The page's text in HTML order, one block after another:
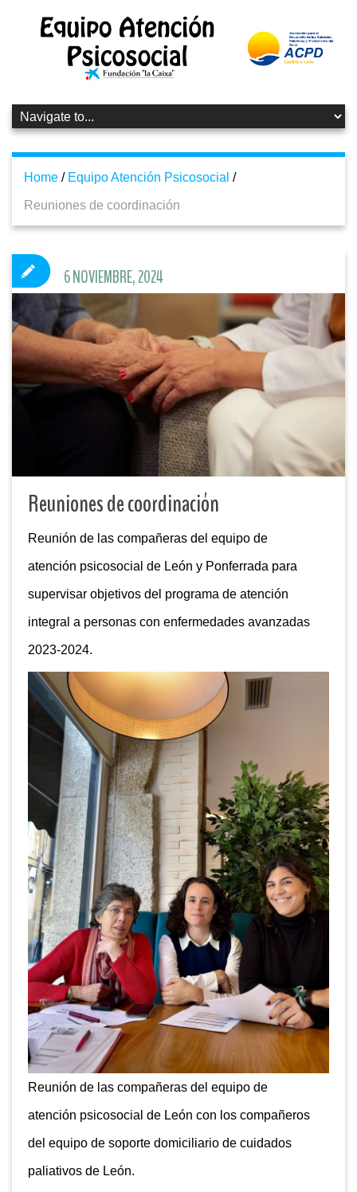
Home / Equipo Atención Psicosocial /
Reuniones de coordinación
Reuniones de coordinación
Reunión de las compañeras del equipo de
atención psicosocial de León y Ponferrada para
supervisar objetivos del programa de atención
integral a personas con enfermedades avanzadas
2023-2024.
Reunión de las compañeras del equipo de
atención psicosocial de León con los compañeros
del equipo de soporte domiciliario de cuidados
paliativos de León.
6 NOVIEMBRE, 2024